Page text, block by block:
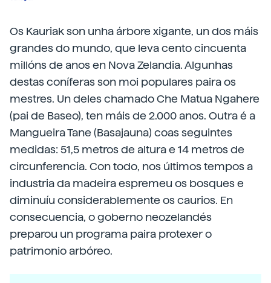
Os Kauriak son unha árbore xigante, un dos máis
grandes do mundo, que leva cento cincuenta
millóns de anos en Nova Zelandia. Algunhas
destas coníferas son moi populares paira os
mestres. Un deles chamado Che Matua Ngahere
(pai de Baseo), ten máis de 2.000 anos. Outra é a
Mangueira Tane (Basajauna) coas seguintes
medidas: 51,5 metros de altura e 14 metros de
circunferencia. Con todo, nos últimos tempos a
industria da madeira espremeu os bosques e
diminuíu considerablemente os caurios. En
consecuencia, o goberno neozelandés
preparou un programa paira protexer o
patrimonio arbóreo.